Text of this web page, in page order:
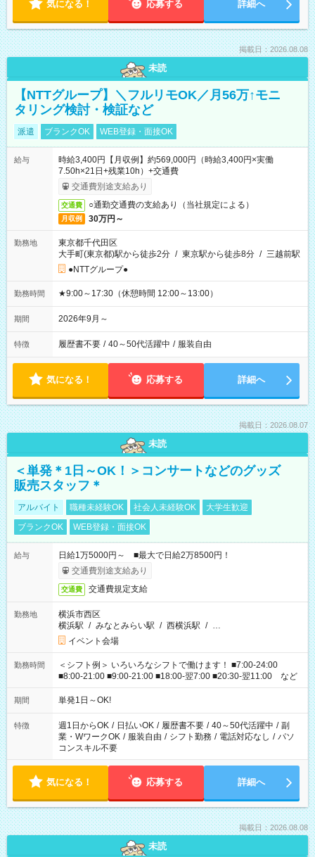
気になる！ 応募する 詳細へ
掲載日：2026.08.08
未読
【NTTグループ】＼フルリモOK／月56万↑モニ
タリング検討・検証など
派遣 ブランクOK WEB登録・面接OK
給与
時給3,400円【月収例】約569,000円（時給3,400円×実働
7.50h×21日+残業10h）+交通費
交通費別途支給あり
交通費 ○通勤交通費の支給あり（当社規定による）
月収例 30万円～
勤務地
東京都千代田区
大手町(東京都)駅から徒歩2分 / 東京駅から徒歩8分 / 三越前駅
●NTTグループ●
勤務時間 ★9:00～17:30（休憩時間 12:00～13:00）
期間 2026年9月～
特徴 履歴書不要 / 40～50代活躍中 / 服装自由
気になる！ 応募する 詳細へ
掲載日：2026.08.07
未読
＜単発＊1日～OK！＞コンサートなどのグッズ
販売スタッフ＊
アルバイト 職種未経験OK 社会人未経験OK
大学生歓迎
ブランクOK
WEB登録・面接OK
給与
日給1万5000円～ ■最大で日給2万8500円！
交通費別途支給あり
交通費 交通費規定支給
勤務地
横浜市西区
横浜駅 / みなとみらい駅 / 西横浜駅 / …
イベント会場
勤務時間
＜シフト例＞ いろいろなシフトで働けます！ ■7:00-24:00
■8:00-21:00 ■9:00-21:00 ■18:00-翌7:00 ■20:30-翌11:00 など
期間 単発1日～OK!
特徴 週1日からOK / 日払いOK / 履歴書不要 / 40～50代活躍中 / 副
業・WワークOK / 服装自由 / シフト勤務 / 電話対応なし / パソ
コンスキル不要
気になる！ 応募する 詳細へ
掲載日：2026.08.08
未読